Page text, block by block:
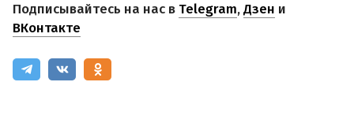
Подписывайтесь на нас в Telegram,Дзен и
ВКонтакте